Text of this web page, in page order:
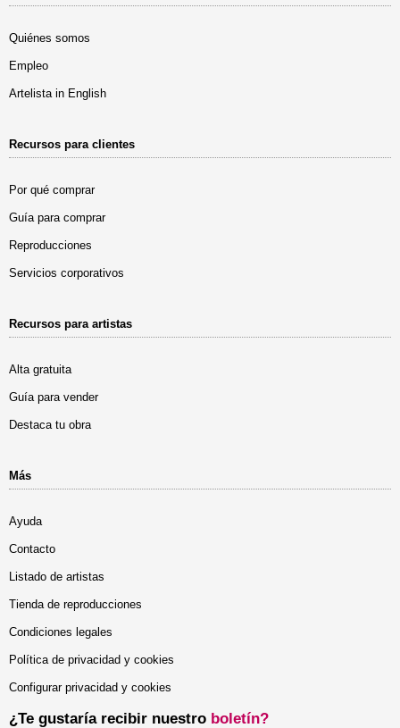
Quiénes somos
Empleo
Artelista in English
Recursos para clientes
Por qué comprar
Guía para comprar
Reproducciones
Servicios corporativos
Recursos para artistas
Alta gratuita
Guía para vender
Destaca tu obra
Más
Ayuda
Contacto
Listado de artistas
Tienda de reproducciones
Condiciones legales
Política de privacidad y cookies
Configurar privacidad y cookies
¿Te gustaría recibir nuestro boletín?